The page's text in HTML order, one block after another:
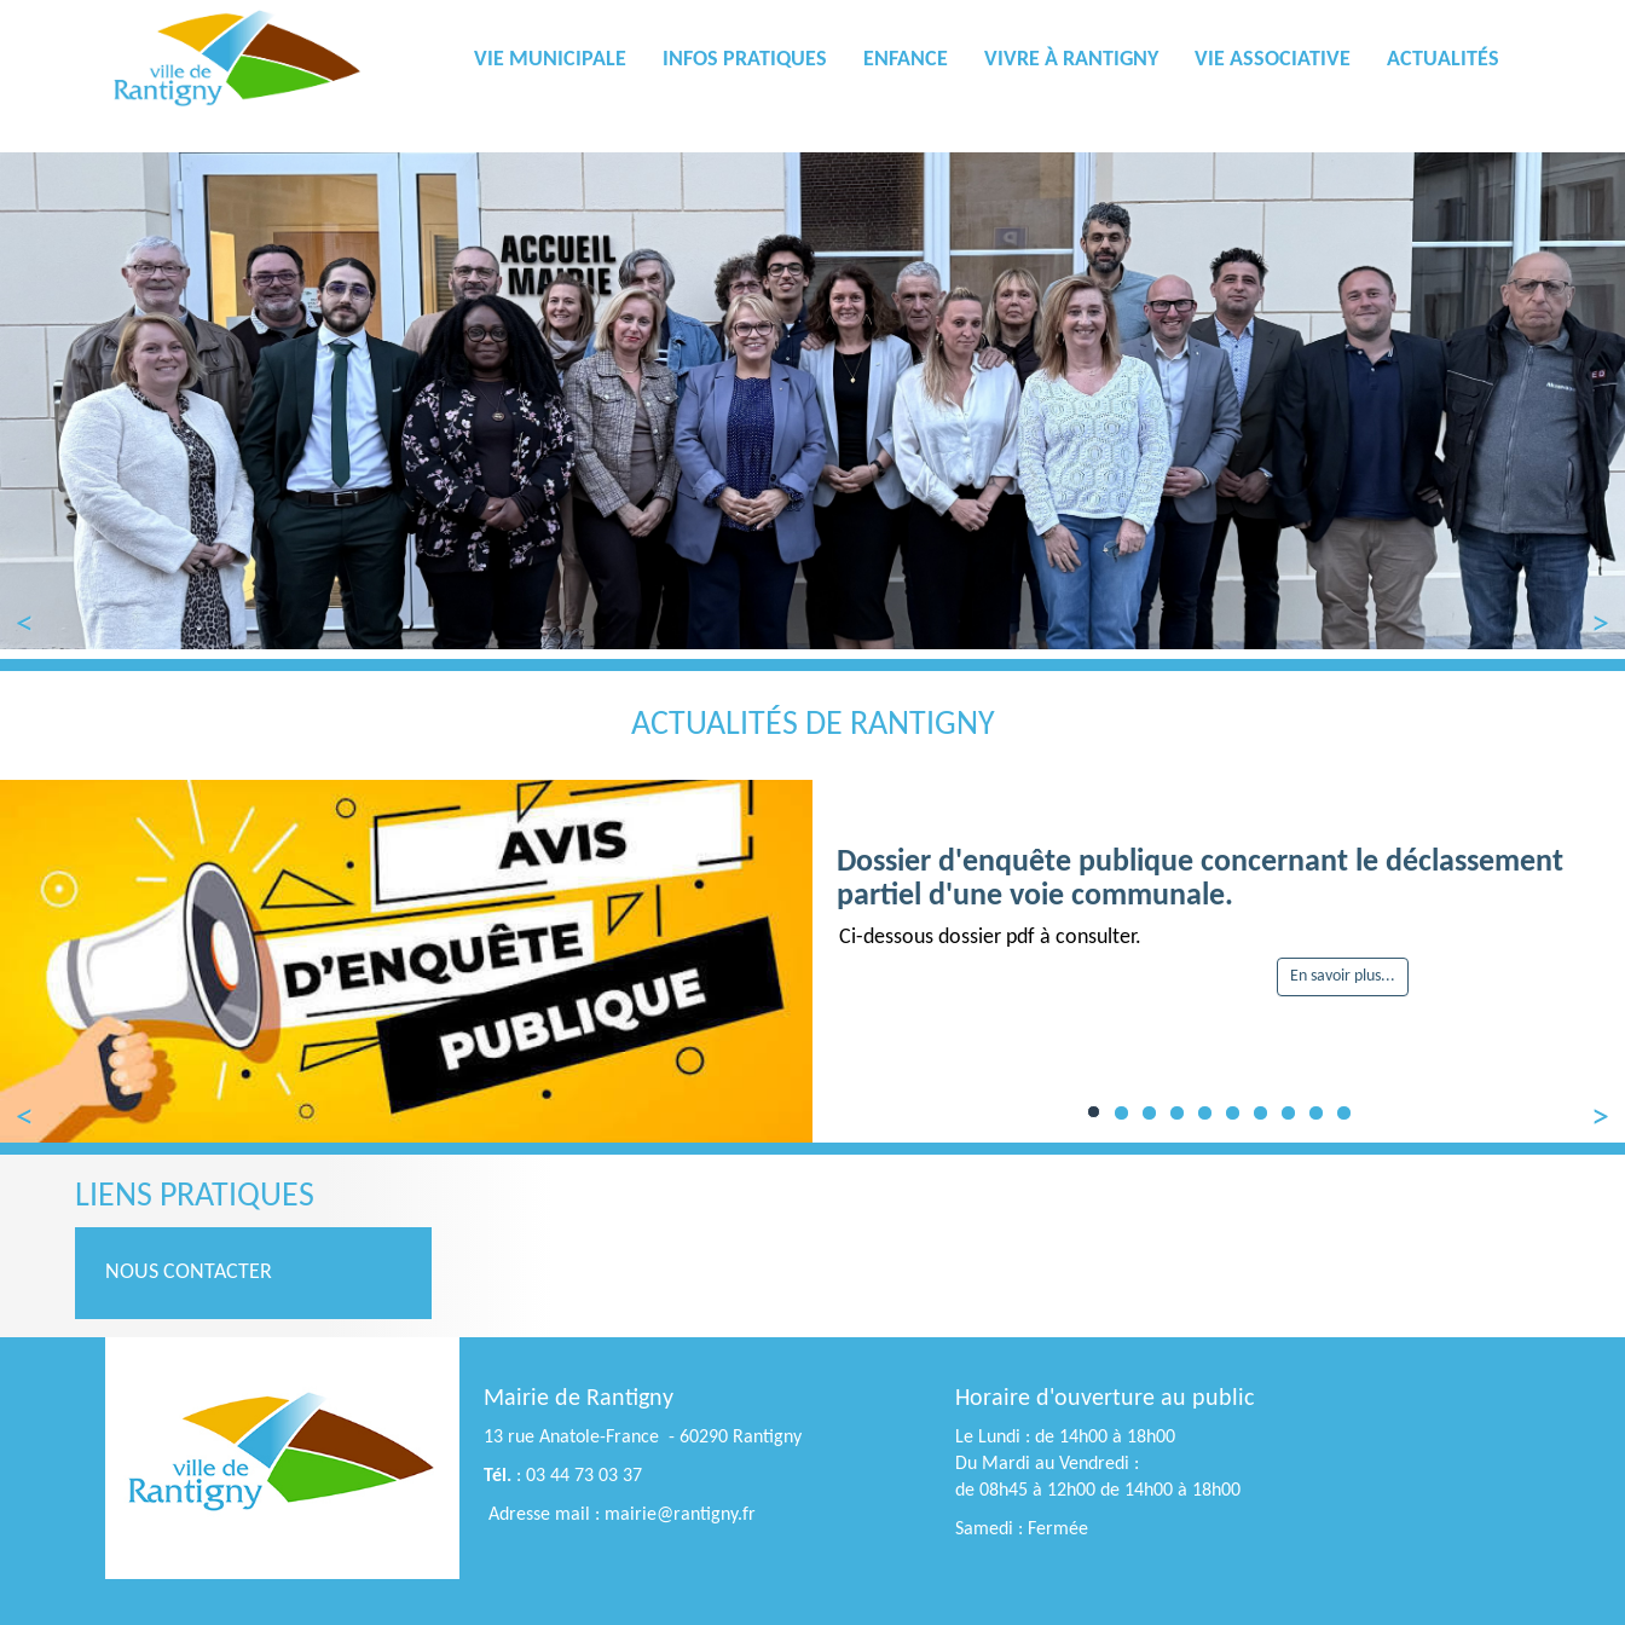
VIE MUNICIPALE INFOS PRATIQUES ENFANCE VIVRE À RANTIGNY VIE ASSOCIATIVE ACTUALITÉS
Previous Next
ACTUALITÉS DE RANTIGNY
Dossier d'enquête publique concernant le déclassement
partiel d'une voie communale.
Ci-dessous dossier pdf à consulter.
En savoir plus...
Previous Next
LIENS PRATIQUES
NOUS CONTACTER
Mairie de Rantigny
13 rue Anatole-France - 60290 Rantigny
Tél. : 03 44 73 03 37
Adresse mail : mairie@rantigny.fr
Horaire d'ouverture au public
Le Lundi : de 14h00 à 18h00
Du Mardi au Vendredi :
de 08h45 à 12h00 de 14h00 à 18h00
Samedi : Fermée